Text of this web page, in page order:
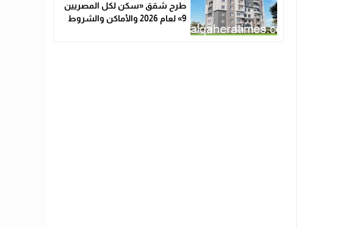
طرح شقق «سكن لكل المصريين
9» لعام 2026 والأماكن والشروط